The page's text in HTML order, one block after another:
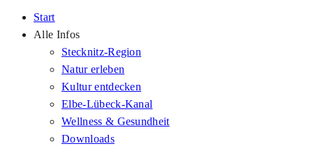
Start
Alle Infos
Stecknitz-Region
Natur erleben
Kultur entdecken
Elbe-Lübeck-Kanal
Wellness & Gesundheit
Downloads